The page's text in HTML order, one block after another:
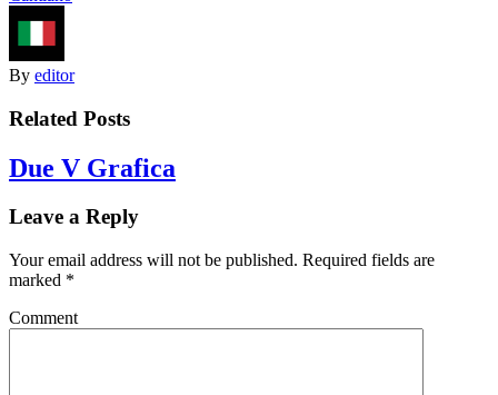
By editor
Related Posts
Due V Grafica
Leave a Reply
Your email address will not be published. Required fields are
marked *
Comment